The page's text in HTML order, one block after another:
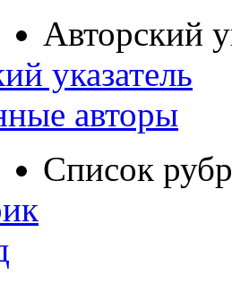
Авторский
указатель
авторы
Список